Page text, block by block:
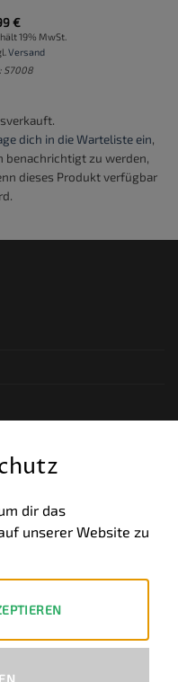
€
19% MwSt.
Versand
S7008
dich in die Warteliste ein,
benachrichtigt zu werden,
dieses Produkt verfügbar
dir das
unserer Website zu